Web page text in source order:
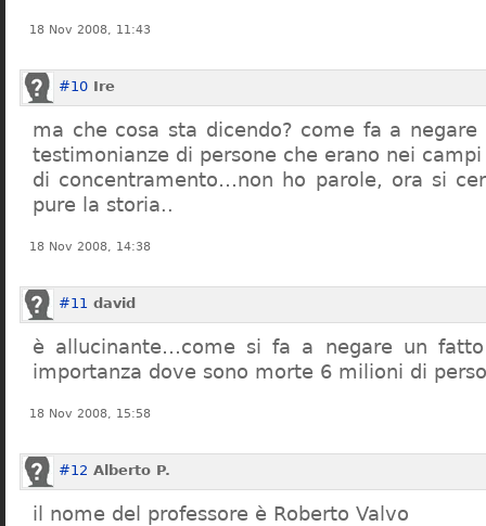
18 Nov 2008, 11:43
#10 Ire
ma che cosa sta dicendo? come fa a
testimonianze di persone che erano nei campi
di concentramento…non ho parole, ora si
pure la storia..
18 Nov 2008, 14:38
#11 david
è allucinante…come si fa a negare un
importanza dove sono morte 6 milioni di
18 Nov 2008, 15:58
#12 Alberto P.
il nome del professore è Roberto Valvo